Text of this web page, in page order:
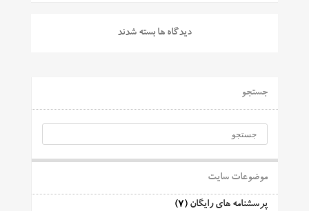
دیدگاه ها بسته شدند
جستجو
موضوعات سایت
پرسشنامه های رایگان (7)